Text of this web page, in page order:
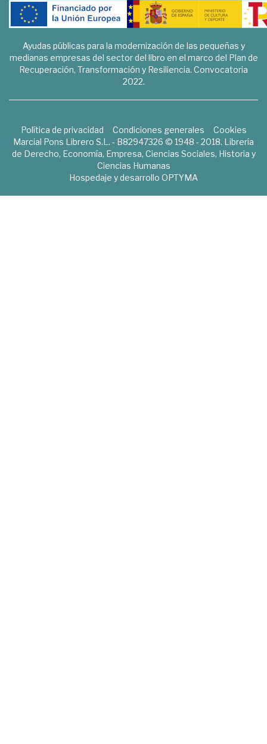
Ayudas públicas para la modernización de las pequeñas y
medianas empresas del sector del libro en el marco del Plan de
Recuperación, Transformación y Resiliencia. Convocatoria
2022.
Política de privacidad Condiciones generales
Cookies
Marcial Pons Librero S.L. - B82947326 © 1948 - 2018. Librería
de Derecho, Economía, Empresa, Ciencias Sociales, Historia y
Ciencias Humanas
Hospedaje y desarrollo OPTYMA